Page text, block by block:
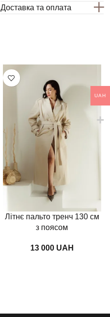
Доставка та оплата
Літнє пальто тренч 130 см
з поясом
UAH
UAH